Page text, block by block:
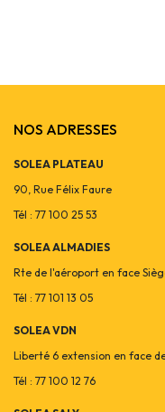
NOS ADRESSES
SOLEA PLATEAU
90, Rue Félix Faure
Tél : 77 100 25 53
SOLEA ALMADIES
Rte de l'aéroport en face
Tél : 77 101 13 05
SOLEA VDN
Liberté 6 extension en face
Tél : 77 100 12 76